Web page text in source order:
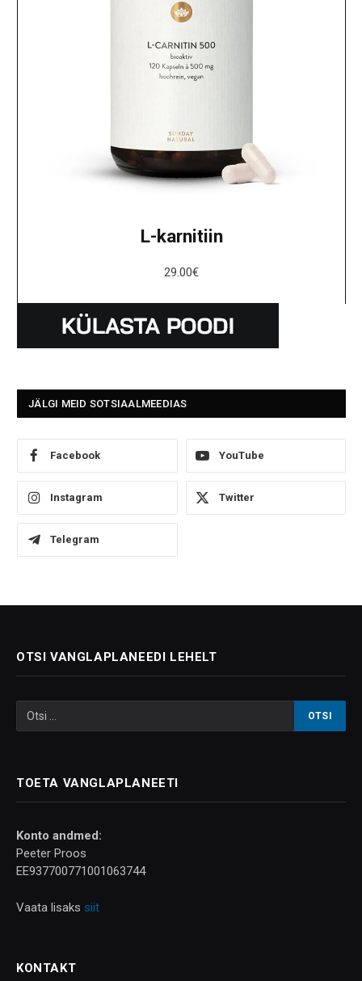
L-karnitiin
29.00€
JÄLGI MEID SOTSIAALMEEDIAS
Facebook YouTube
Instagram Twitter
Telegram
OTSI VANGLAPLANEEDI LEHELT
TOETA VANGLAPLANEETI
Konto andmed:
Peeter Proos
EE937700771001063744
Vaata lisaks siit
KONTAKT